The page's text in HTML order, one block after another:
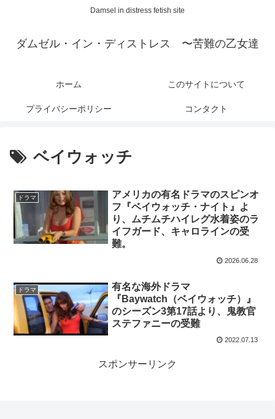
Damsel in distress fetish site
ダムゼル・イン・ディストレス 〜苦難の乙女達
ホーム このサイトについて
プライバシーポリシー コンタクト
ベイウォッチ
ドラマ
アメリカの有名ドラマのスピンオ
フ『ベイウォッチ・ナイト』よ
り、ムチムチハイレグ水着姿のラ
イフガード、キャロラインの受
難。
2026.06.28
ドラマ
有名な海外ドラマ
『Baywatch（ベイウォッチ）』
のシーズン3第17話より、鬼教官
ステファニーの受難
2022.07.13
スポンサーリンク